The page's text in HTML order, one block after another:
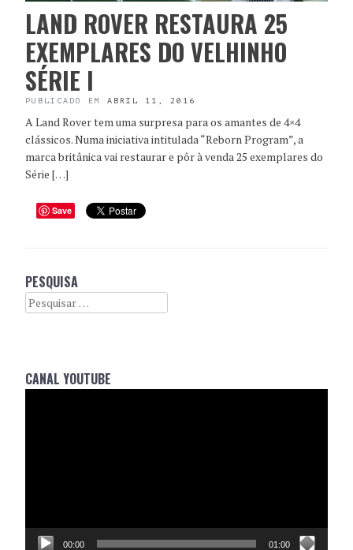
LAND ROVER RESTAURA 25
EXEMPLARES DO VELHINHO
SÉRIE I
PUBLICADO EM ABRIL 11, 2016
A Land Rover tem uma surpresa para os amantes de 4×4
clássicos. Numa iniciativa intitulada “Reborn Program”, a
marca britânica vai restaurar e pôr à venda 25 exemplares do
Série […]
Save
PESQUISA
Search
CANAL YOUTUBE
00:00 01:00